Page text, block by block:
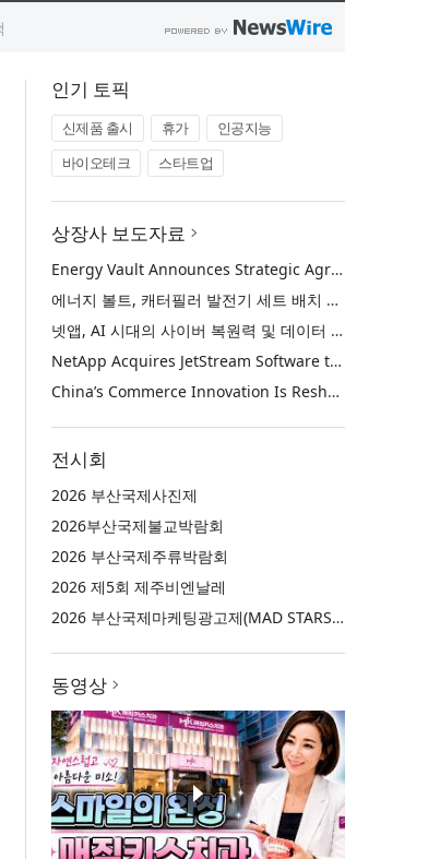
인기 토픽
신제품 출시 휴가
인공지능
바이오테크
스타트업
상장사 보도자료
Energy Vault Announces Strategic Agreement to Deploy 1.25 GW of Integrated Power Infrastructure for Hyperscaler AI Data Center with Leading Power Generation EPC Deploying Caterpillar Gensets
에너지 볼트, 캐터필러 발전기 세트 배치 중인 선도적인 발전 EPC를 통해 하이퍼스케일러 AI 데이터센터를 위한 1.25 GW 통합 전력 인프라 구축을 위한 전략적 계약 체결
넷앱, AI 시대의 사이버 복원력 및 데이터 보호 강화를 위해 젯스트림 소프트웨어 인수
NetApp Acquires JetStream Software to Advance Cyber Resilience and Data Protection for the AI Era
China’s Commerce Innovation Is Reshaping Global Retail
전시회
2026 부산국제사진제
2026부산국제불교박람회
2026 부산국제주류박람회
2026 제5회 제주비엔날레
2026 부산국제마케팅광고제(MAD STARS 2026)
동영상